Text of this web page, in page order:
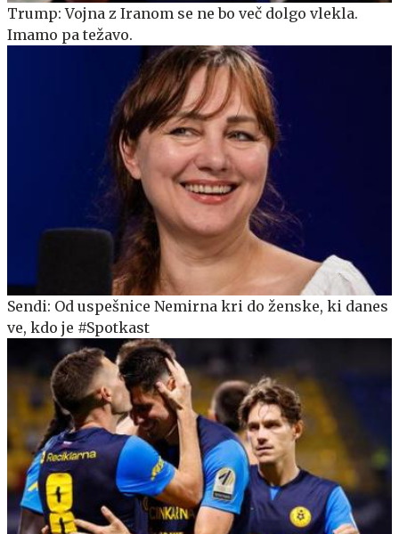
Trump: Vojna z Iranom se ne bo več dolgo vlekla.
Imamo pa težavo.
Sendi: Od uspešnice Nemirna kri do ženske, ki danes
ve, kdo je #Spotkast